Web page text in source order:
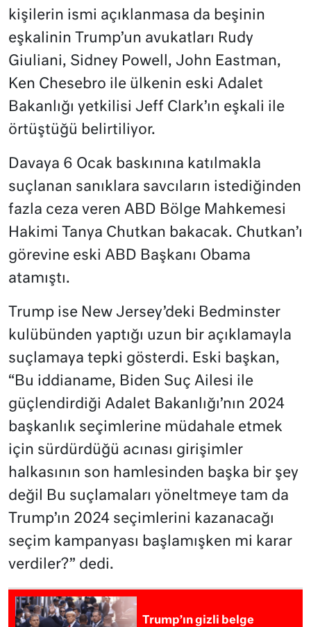
kişilerin ismi açıklanmasa da beşinin
eşkalinin Trump’un avukatları Rudy
Giuliani, Sidney Powell, John Eastman,
Ken Chesebro ile ülkenin eski Adalet
Bakanlığı yetkilisi Jeff Clark’ın eşkali ile
örtüştüğü belirtiliyor.
Davaya 6 Ocak baskınına katılmakla
suçlanan sanıklara savcıların istediğinden
fazla ceza veren ABD Bölge Mahkemesi
Hakimi Tanya Chutkan bakacak. Chutkan’ı
görevine eski ABD Başkanı Obama
atamıştı.
Trump ise New Jersey’deki Bedminster
kulübünden yaptığı uzun bir açıklamayla
suçlamaya tepki gösterdi. Eski başkan,
“Bu iddianame, Biden Suç Ailesi ile
güçlendirdiği Adalet Bakanlığı’nın 2024
başkanlık seçimlerine müdahale etmek
için sürdürdüğü acınası girişimler
halkasının son hamlesinden başka bir şey
değil Bu suçlamaları yöneltmeye tam da
Trump’ın 2024 seçimlerini kazanacağı
seçim kampanyası başlamışken mi karar
verdiler?” dedi.
Trump’ın gizli belge